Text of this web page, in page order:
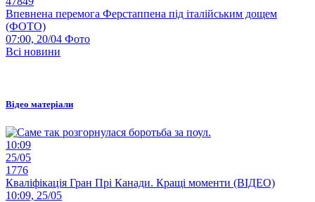
Впевнена перемога Ферстаппена під італійським дощем
(ФОТО)
07:00, 20/04 Фото
Всі новини
Відео матеріали
10:09
25/05
1776
Кваліфікація Гран Прі Канади. Кращі моменти (ВІДЕО)
10:09, 25/05